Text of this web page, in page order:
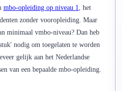
mbo-opleiding op niveau 1
, het
zonder vooropleiding. Maar
minimaal vmbo-niveau? Dan heb
nodig om toegelaten te worden
gelijk aan het Nederlandse
van een bepaalde mbo-opleiding.